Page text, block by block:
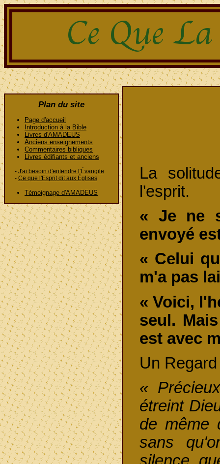
Plan du site
Page d'accueil
Introduction à la Bible
Livres d'AMADEUS
Anciens enseignements
Commentaires bibliques
Livres édifiants et anciens
- J'ai besoin d'entendre l'Évangile
- Ce que l'Esprit dit aux Églises
Témoignage d'AMADEUS
La
l'esprit.
« Je ne
envoyé
« Celui
m'a pas
« Voici,
seul.
est avec
Un
«
étreint
de même
sans